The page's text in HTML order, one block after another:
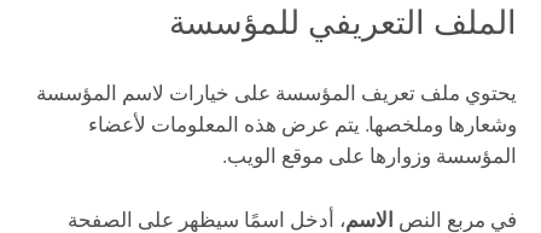
الملف التعريفي للمؤسسة
يحتوي ملف تعريف المؤسسة على خيارات لاسم المؤسسة
وشعارها وملخصها. يتم عرض هذه المعلومات لأعضاء
المؤسسة وزوارها على موقع الويب.
في مربع النص الاسم، أدخل اسمًا سيظهر على الصفحة